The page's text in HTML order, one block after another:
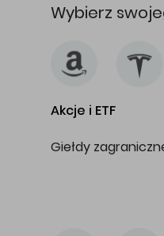
Wybierz
Akcje i ETF
Giełdy